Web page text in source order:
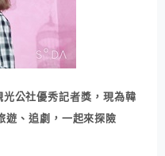
公社優秀記者獎，現為韓
遊、追劇，一起來探險